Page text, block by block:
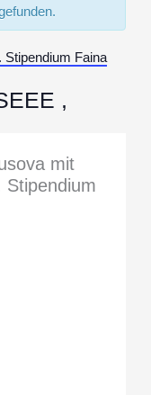
Stipendium Faina
,
mit
Stipendium